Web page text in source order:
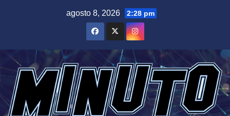
agosto 8, 2026 2:28 pm